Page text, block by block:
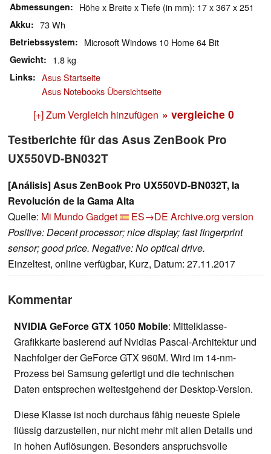
Abmessungen Höhe x Breite x Tiefe (in mm): 17 x 367 x 251
Akku 73 Wh
Betriebssystem Microsoft Windows 10 Home 64 Bit
Gewicht 1.8 kg
Links
Asus Startseite
Asus Notebooks Übersichtseite
[+] Zum Vergleich hinzufügen » vergleiche 0
Testberichte für das Asus ZenBook Pro
UX550VD-BN032T
[Análisis] Asus ZenBook Pro UX550VD-BN032T, la
Revolución de la Gama Alta
Quelle: Mi Mundo Gadget ES→DE Archive.org version
Positive: Decent processor; nice display; fast fingerprint
sensor; good price. Negative: No optical drive.
Einzeltest, online verfügbar, Kurz, Datum: 27.11.2017
Kommentar
NVIDIA GeForce GTX 1050 Mobile: Mittelklasse-
Grafikkarte basierend auf Nvidias Pascal-Architektur und
Nachfolger der GeForce GTX 960M. Wird im 14-nm-
Prozess bei Samsung gefertigt und die technischen
Daten entsprechen weitestgehend der Desktop-Version.
Diese Klasse ist noch durchaus fähig neueste Spiele
flüssig darzustellen, nur nicht mehr mit allen Details und
in hohen Auflösungen. Besonders anspruchsvolle